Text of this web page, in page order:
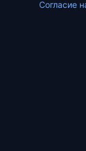
Согласие